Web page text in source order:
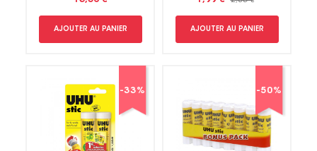
AJOUTER AU PANIER AJOUTER AU PANIER
-33% -50%